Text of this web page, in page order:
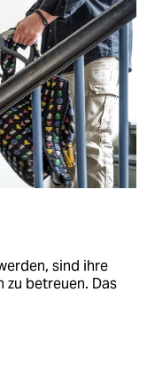
sind ihre
zu betreuen. Das